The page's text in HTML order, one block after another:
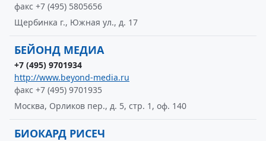
факс +7 (495) 5805656
Щербинка г., Южная ул., д. 17
БЕЙОНД МЕДИА
+7 (495) 9701934
http://www.beyond-media.ru
факс +7 (495) 9701935
Москва, Орликов пер., д. 5, стр. 1, оф. 140
БИОКАРД РИСЕЧ